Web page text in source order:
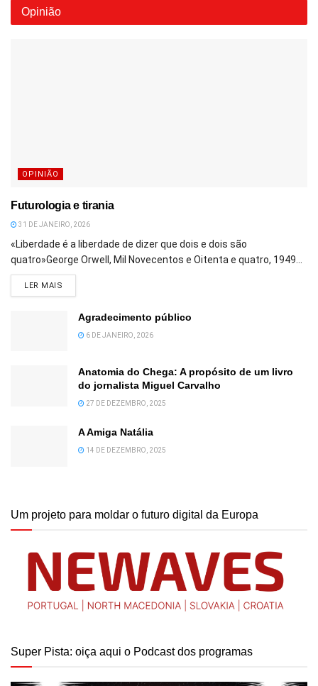
Opinião
OPINIÃO
Futurologia e tirania
31 DE JANEIRO, 2026
«Liberdade é a liberdade de dizer que dois e dois são
quatro»George Orwell, Mil Novecentos e Oitenta e quatro, 1949...
LER MAIS
Agradecimento público
6 DE JANEIRO, 2026
Anatomia do Chega: A propósito de um livro
do jornalista Miguel Carvalho
27 DE DEZEMBRO, 2025
A Amiga Natália
14 DE DEZEMBRO, 2025
Um projeto para moldar o futuro digital da Europa
Super Pista: oiça aqui o Podcast dos programas